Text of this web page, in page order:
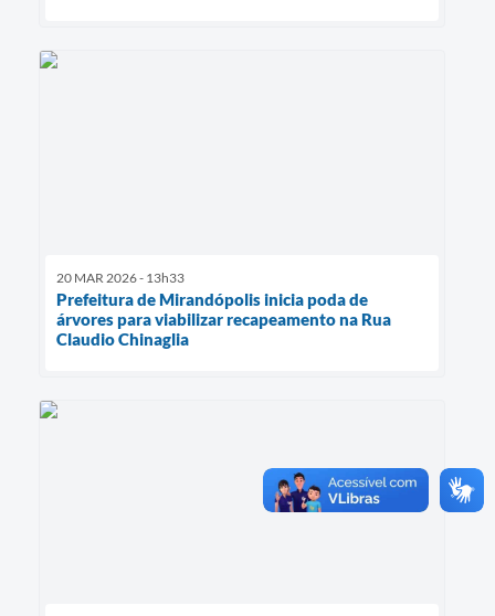
20 MAR 2026 - 13h33
Prefeitura de Mirandópolis inicia poda de
árvores para viabilizar recapeamento na Rua
Claudio Chinaglia